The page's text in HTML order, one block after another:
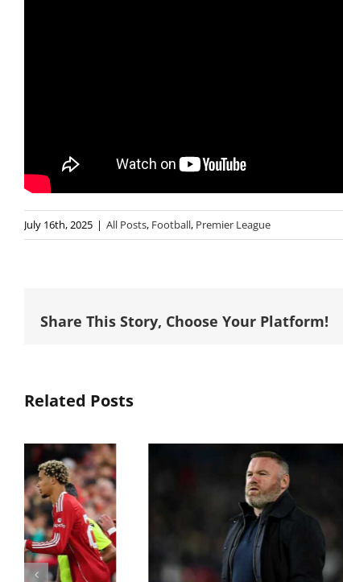
July 16th, 2025 | All Posts, Football, Premier League
Share This Story, Choose Your Platform!
Related Posts